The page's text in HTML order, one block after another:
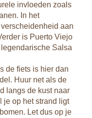
invloeden zoals
In het
aan
is Puerto Viejo
Salsa
de fiets is hier dan
Huur net als de
langs de kust naar
je op het strand ligt
Let dus op je